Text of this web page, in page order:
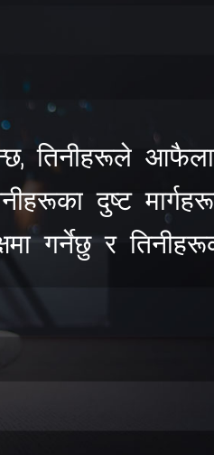
तिनीहरूले
दुष्ट
गर्नेछु र